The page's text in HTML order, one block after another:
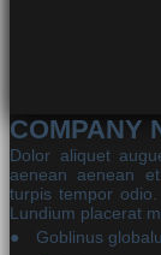
COMPANY
Dolor aliquet
aenean aenean
turpis tempor
Lundium placerat
Goblinus